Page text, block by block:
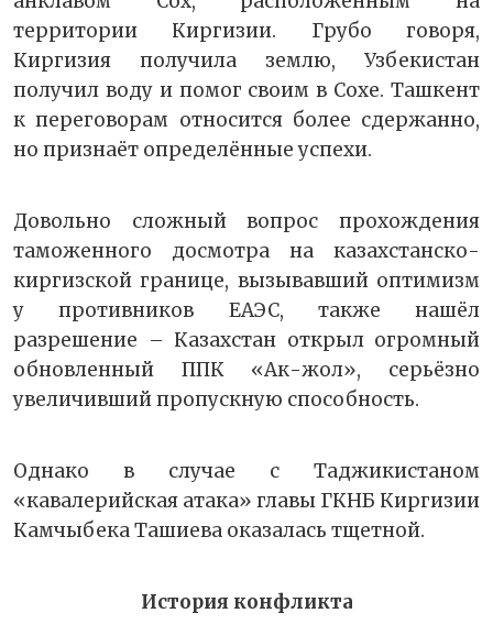
территории Киргизии. Грубо говоря,
Киргизия получила землю, Узбекистан
получил воду и помог своим в Сохе. Ташкент
к переговорам относится более сдержанно,
но признаёт определённые успехи.
Довольно сложный вопрос прохождения
таможенного досмотра на казахстанско-
киргизской границе, вызывавший оптимизм
у противников ЕАЭС, также нашёл
разрешение – Казахстан открыл огромный
обновленный ППК «Ак-жол», серьёзно
увеличивший пропускную способность.
Однако в случае с Таджикистаном
«кавалерийская атака» главы ГКНБ Киргизии
Камчыбека Ташиева оказалась тщетной.
История конфликта